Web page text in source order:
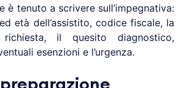
è tenuto a scrivere sull’impegnativa:
età dell’assistito, codice fiscale, la
il quesito diagnostico,
esenzioni e l’urgenza.